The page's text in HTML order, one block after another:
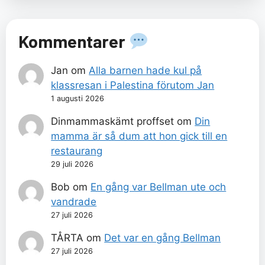
Kommentarer
Jan om Alla barnen hade kul på
klassresan i Palestina förutom Jan
1 augusti 2026
Dinmammaskämt proffset om Din
mamma är så dum att hon gick till en
restaurang
29 juli 2026
Bob om En gång var Bellman ute och
vandrade
27 juli 2026
TÅRTA om Det var en gång Bellman
27 juli 2026